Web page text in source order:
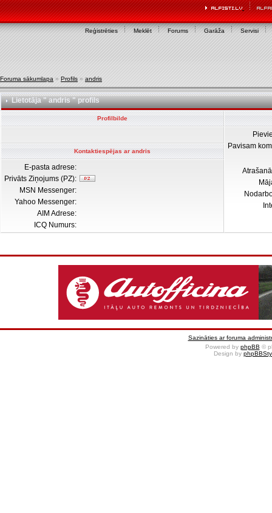
Reģistrēties Meklēt Forums Garāža Servisi
Foruma sākumlapa » Profils » andris
Lietotāja " andris " profils
Profilbilde
Pavisam
Kontaktiespējas ar andris
E-pasta adrese:
Privāts Ziņojums (PZ):
MSN Messenger:
Yahoo Messenger:
AIM Adrese:
ICQ Numurs:
Sazināties ar foruma
Powered by phpBB ©
Design by